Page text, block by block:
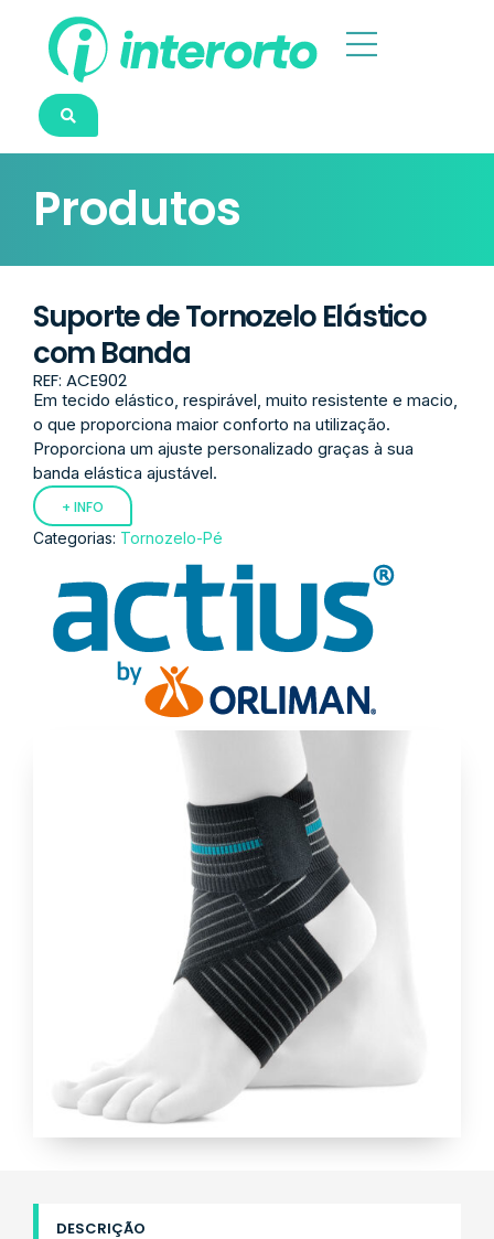
Produtos
Suporte de Tornozelo Elástico
com Banda
REF: ACE902
Em tecido elástico, respirável, muito resistente e macio,
o que proporciona maior conforto na utilização.
Proporciona um ajuste personalizado graças à sua
banda elástica ajustável.
+ INFO
Categorias: Tornozelo-Pé
DESCRIÇÃO